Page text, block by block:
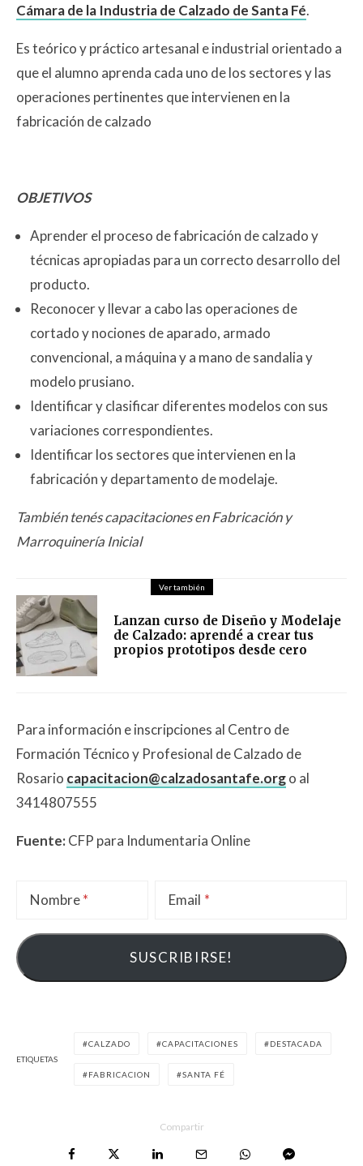
Cámara de la Industria de Calzado de Santa Fé.
Es teórico y práctico artesanal e industrial orientado a
que el alumno aprenda cada uno de los sectores y las
operaciones pertinentes que intervienen en la
fabricación de calzado
OBJETIVOS
Aprender el proceso de fabricación de calzado y
técnicas apropiadas para un correcto desarrollo del
producto.
Reconocer y llevar a cabo las operaciones de
cortado y nociones de aparado, armado
convencional, a máquina y a mano de sandalia y
modelo prusiano.
Identificar y clasificar diferentes modelos con sus
variaciones correspondientes.
Identificar los sectores que intervienen en la
fabricación y departamento de modelaje.
También tenés capacitaciones en Fabricación y
Marroquinería Inicial
Ver también
Lanzan curso de Diseño y Modelaje
de Calzado: aprendé a crear tus
propios prototipos desde cero
Para información e inscripciones al Centro de
Formación Técnico y Profesional de Calzado de
Rosariocapacitacion@calzadosantafe.orgo al
3414807555
Fuente:CFP para Indumentaria Online
Nombre Email
ETIQUETAS
CALZADO CAPACITACIONES DESTACADA
FABRICACION SANTA FÉ
Compartir